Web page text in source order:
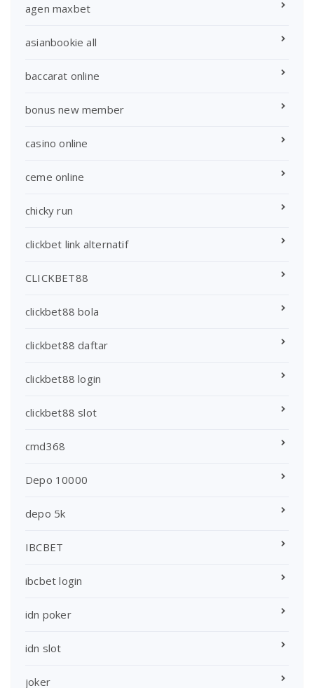
agen maxbet
asianbookie all
baccarat online
bonus new member
casino online
ceme online
chicky run
clickbet link alternatif
CLICKBET88
clickbet88 bola
clickbet88 daftar
clickbet88 login
clickbet88 slot
cmd368
Depo 10000
depo 5k
IBCBET
ibcbet login
idn poker
idn slot
joker